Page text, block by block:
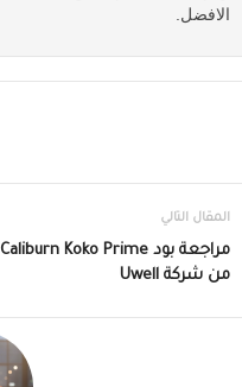
الافضل.
المقال التالي
مراجعة بود Caliburn Koko Prime
من شركة Uwell